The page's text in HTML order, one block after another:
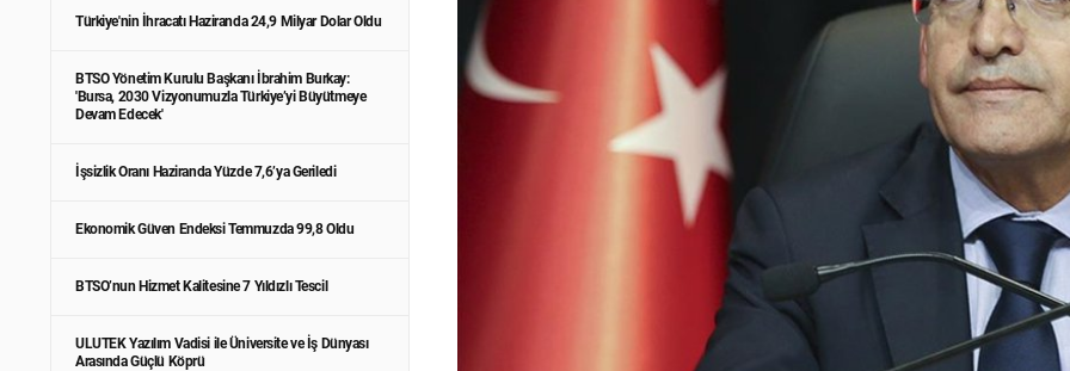
Türkiye'nin İhracatı Haziranda 24,9 Milyar Dolar Oldu
BTSO Yönetim Kurulu Başkanı İbrahim Burkay:
'Bursa, 2030 Vizyonumuzla Türkiye’yi Büyütmeye
Devam Edecek'
İşsizlik Oranı Haziranda Yüzde 7,6’ya Geriledi
Ekonomik Güven Endeksi Temmuzda 99,8 Oldu
BTSO’nun Hizmet Kalitesine 7 Yıldızlı Tescil
ULUTEK Yazılım Vadisi ile Üniversite ve İş Dünyası
Arasında Güçlü Köprü